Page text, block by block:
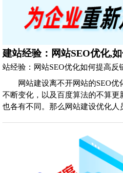
建站经验：网站SEO优化,
站经验：网站SEO优化如何提高反
网站建设离不开网站的SEO
不断变化，以及百度算法的不算更
也各有不同。那么网站建设优化人